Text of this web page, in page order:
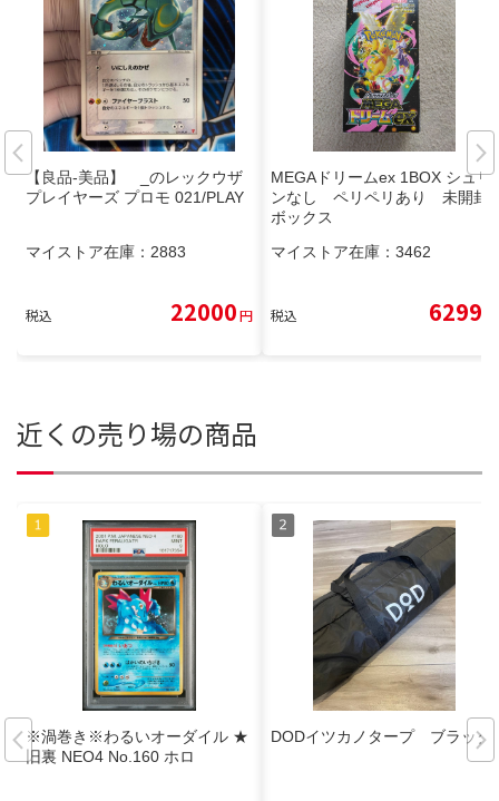
【良品-美品】 _のレックウザ
プレイヤーズ プロモ 021/PLAY
マイストア在庫： 2883
税込 22000円
MEGAドリームex 1BOX シュリ
ンなし ペリペリあり 未開封
ボックス
マイストア在庫： 3462
税込 6299
近くの売り場の商品
※渦巻き※わるいオーダイル ★
旧裏 NEO4 No.160 ホロ
DODイツカノタープ ブラック